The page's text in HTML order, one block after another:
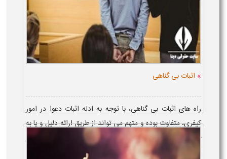
» اثبات بی گناهی
راه های اثبات بی گناهی، با توجه به ادله اثبات دعوا در امور
کیفری، متفاوت بوده و متهم می تواند از طریق ارائه دلیل و یا به
چالش کشیدن دلایل ابرازی شاکی، عدم وجود یکی از عنصر
مادی، معنوی و قانو...